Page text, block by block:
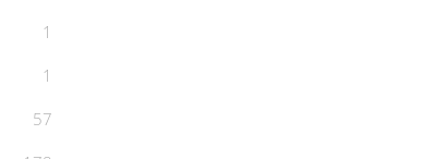
1
1
57